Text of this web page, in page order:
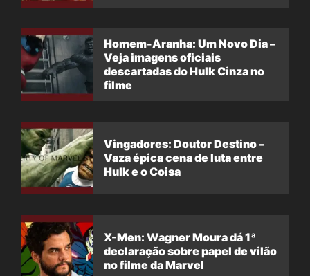
Homem-Aranha: Um Novo Dia –
Veja imagens oficiais
descartadas do Hulk Cinza no
filme
Vingadores: Doutor Destino –
Vaza épica cena de luta entre
Hulk e o Coisa
X-Men: Wagner Moura dá 1ª
declaração sobre papel de vilão
no filme da Marvel